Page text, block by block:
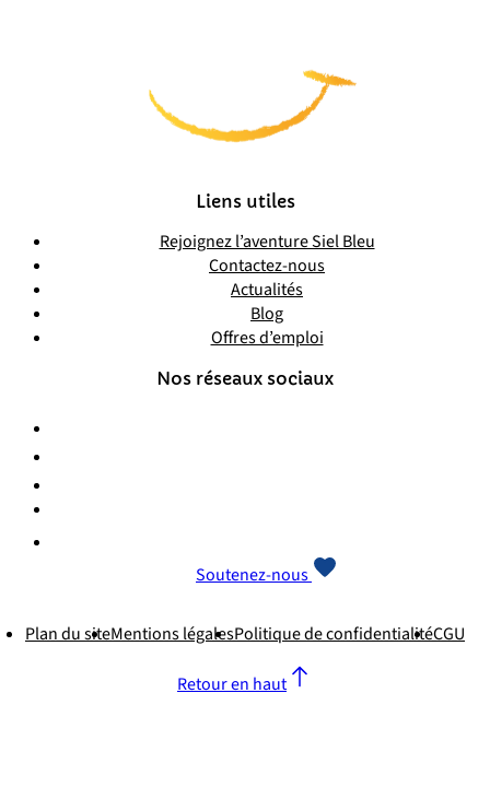
Liens utiles
Rejoignez l’aventure Siel Bleu
Contactez-nous
Actualités
Blog
Offres d’emploi
Nos réseaux sociaux
Soutenez-nous
Plan du siteMentions légalesPolitique de confidentialitéCGU
Retour en haut